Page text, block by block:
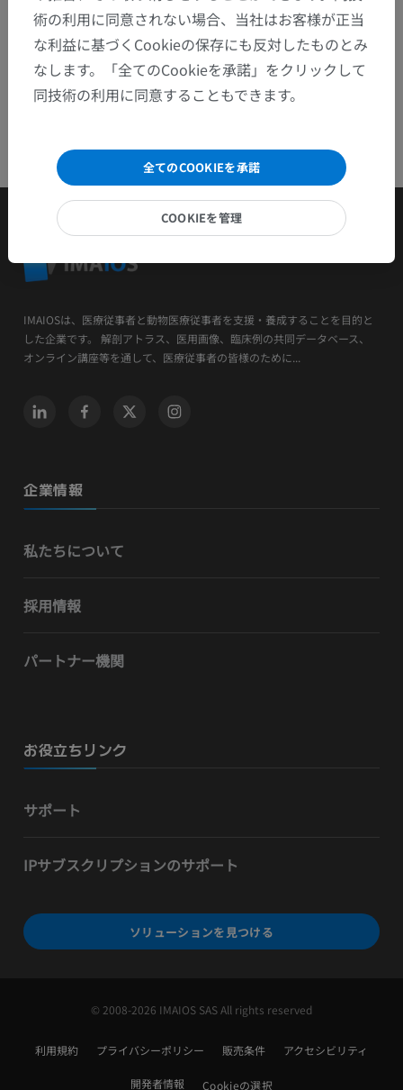
IMAIOSは、医療従事者と動物医療従事者を支援・養成することを目的と
した企業です。 解剖アトラス、医用画像、臨床例の共同データベース、
オンライン講座等を通して、医療従事者の皆様のために...
企業情報
私たちについて
採用情報
パートナー機関
お役立ちリンク
サポート
IPサブスクリプションのサポート
ソリューションを見つける
© 2008-2026 IMAIOS SAS All rights reserved
利用規約 プライバシーポリシー 販売条件 アクセシビリティ
開発者情報 Cookieの選択
術の利用に同意されない場合、当社はお客様が正当
な利益に基づくCookieの保存にも反対したものとみ
なします。「全てのCookieを承諾」をクリックして
同技術の利用に同意することもできます。
全てのCOOKIEを承諾
COOKIEを管理